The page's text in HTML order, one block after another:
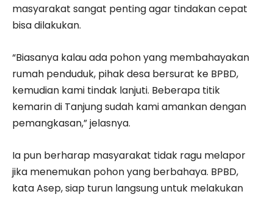
masyarakat sangat penting agar tindakan cepat
bisa dilakukan.
“Biasanya kalau ada pohon yang membahayakan
rumah penduduk, pihak desa bersurat ke BPBD,
kemudian kami tindak lanjuti. Beberapa titik
kemarin di Tanjung sudah kami amankan dengan
pemangkasan,” jelasnya.
Ia pun berharap masyarakat tidak ragu melapor
jika menemukan pohon yang berbahaya. BPBD,
kata Asep, siap turun langsung untuk melakukan